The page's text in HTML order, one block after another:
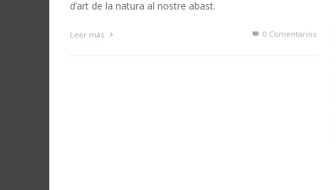
d’art de la natura al nostre abast.
Leer más 0 Comentarios